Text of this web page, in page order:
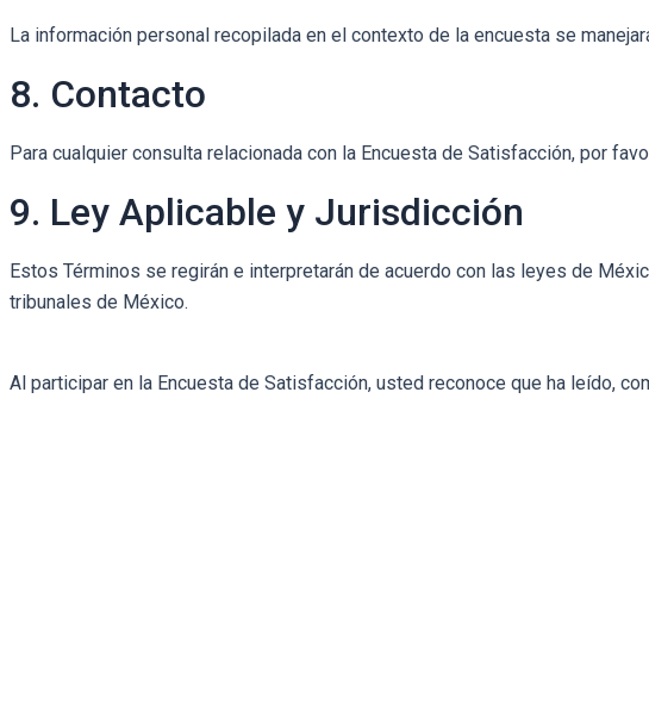
La información personal recopilada en el contexto de la encuesta se
8. Contacto
Para cualquier consulta relacionada con la Encuesta de Satisfacción, por
9. Ley Aplicable y Jurisdicción
Estos Términos se regirán e interpretarán de acuerdo con las leyes de
tribunales de México.
Al participar en la Encuesta de Satisfacción, usted reconoce que ha leído,